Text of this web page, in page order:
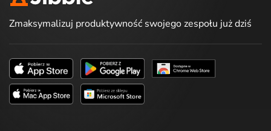
Zmaksymalizuj produktywność swojego zespołu już dziś